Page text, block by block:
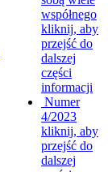
współnego
kliknij, aby
przejść do
dalszej
części
informacji
Numer
4/2023
kliknij, aby
przejść do
dalszej